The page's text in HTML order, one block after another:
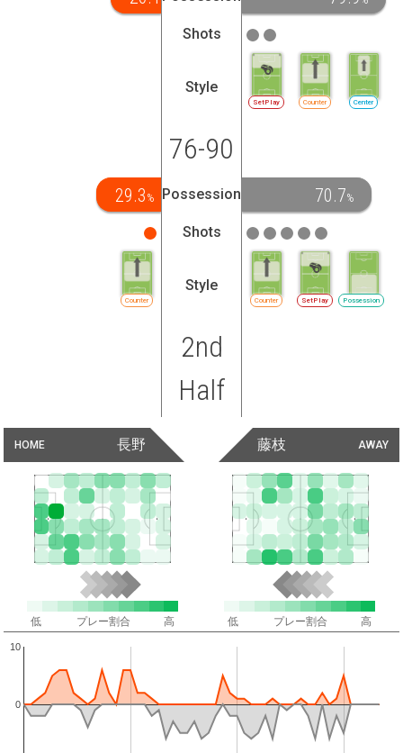
Shots
Style
SetPlay Counter Center
76-90
29.3 % Possession 70.7%
Shots
Counter
Style
Counter SetPlay Possession
2nd
Half
HOME 長野 AWAY
藤枝
低 プレー割合 高 低 プレー割合 高
0
10